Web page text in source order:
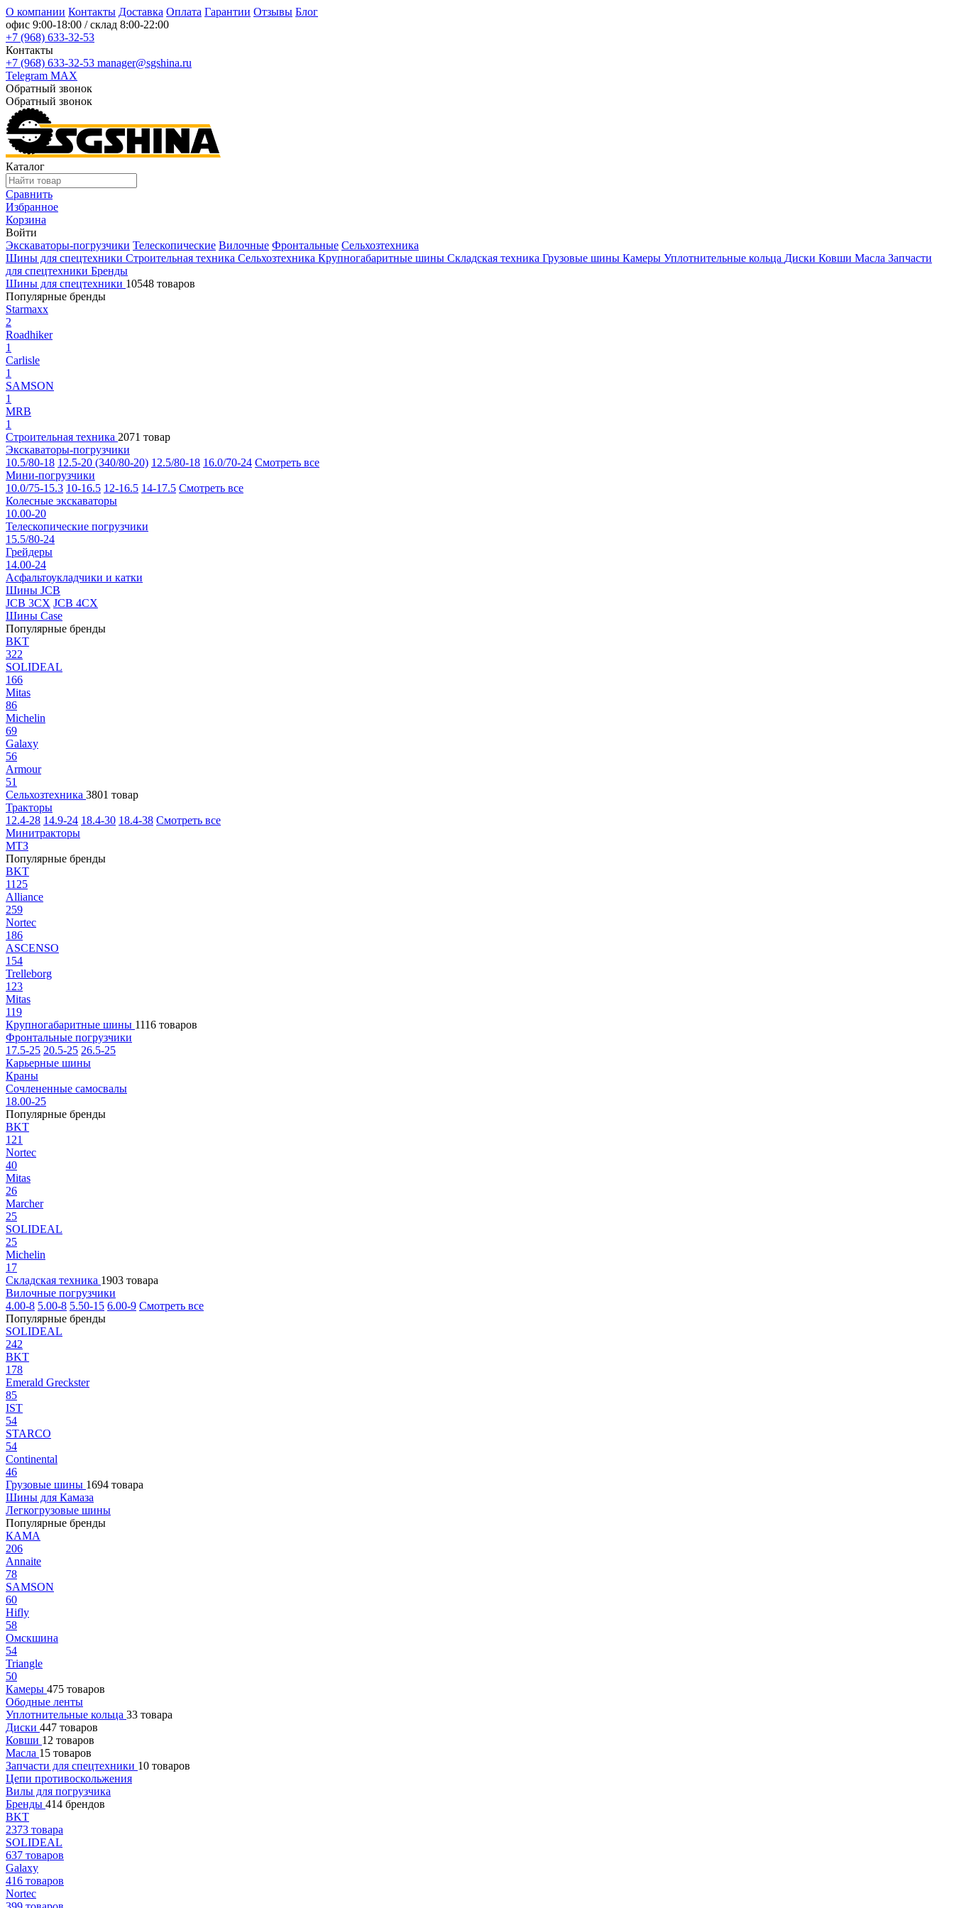
О компании Контакты Доставка Оплата Гарантии Отзывы Блог
офис 9:00-18:00 / склад 8:00-22:00
+7 (968) 633-32-53
Контакты
+7 (968) 633-32-53 manager@sgshina.ru
Telegram MAX
Обратный звонок
Обратный звонок
Каталог
Сравнить
Избранное
Корзина
Войти
Экскаваторы-погрузчики Телескопические Вилочные Фронтальные Сельхозтехника
Шины для спецтехники Строительная техника Сельхозтехника Крупногабаритные шины Складская техника Грузовые шины Камеры Уплотнительные кольца Диски Ковши Масла Запчасти
для спецтехники Бренды
Шины для спецтехники 10548 товаров
Популярные бренды
Starmaxx
2
Roadhiker
1
Carlisle
1
SAMSON
1
MRB
1
Строительная техника 2071 товар
Экскаваторы-погрузчики
10.5/80-18 12.5-20 (340/80-20) 12.5/80-18 16.0/70-24 Смотреть все
Мини-погрузчики
10.0/75-15.3 10-16.5 12-16.5 14-17.5 Смотреть все
Колесные экскаваторы
10.00-20
Телескопические погрузчики
15.5/80-24
Грейдеры
14.00-24
Асфальтоукладчики и катки
Шины JCB
JCB 3CX JCB 4CX
Шины Case
Популярные бренды
BKT
322
SOLIDEAL
166
Mitas
86
Michelin
69
Galaxy
56
Armour
51
Сельхозтехника 3801 товар
Тракторы
12.4-28 14.9-24 18.4-30 18.4-38 Смотреть все
Минитракторы
МТЗ
Популярные бренды
BKT
1125
Alliance
259
Nortec
186
ASCENSO
154
Trelleborg
123
Mitas
119
Крупногабаритные шины 1116 товаров
Фронтальные погрузчики
17.5-25 20.5-25 26.5-25
Карьерные шины
Краны
Сочлененные самосвалы
18.00-25
Популярные бренды
BKT
121
Nortec
40
Mitas
26
Marcher
25
SOLIDEAL
25
Michelin
17
Складская техника 1903 товара
Вилочные погрузчики
4.00-8 5.00-8 5.50-15 6.00-9 Смотреть все
Популярные бренды
SOLIDEAL
242
BKT
178
Emerald Greckster
85
IST
54
STARCO
54
Continental
46
Грузовые шины 1694 товара
Шины для Камаза
Легкогрузовые шины
Популярные бренды
КАМА
206
Annaite
78
SAMSON
60
Hifly
58
Омскшина
54
Triangle
50
Камеры 475 товаров
Ободные ленты
Уплотнительные кольца 33 товара
Диски 447 товаров
Ковши 12 товаров
Масла 15 товаров
Запчасти для спецтехники 10 товаров
Цепи противоскольжения
Вилы для погрузчика
Бренды 414 брендов
BKT
2373 товара
SOLIDEAL
637 товаров
Galaxy
416 товаров
Nortec